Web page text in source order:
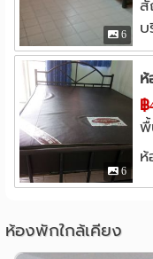
6
สั
บ
6
ห้
฿
พื้
ห้
ห้องพักใกล้เคียง